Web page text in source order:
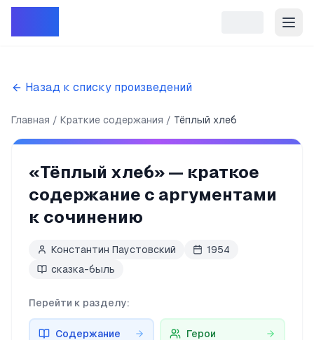
Назад к списку произведений
Главная Краткие содержания Тёплый хлеб
«Тёплый хлеб» — краткое
содержание с аргументами
к сочинению
Константин Паустовский
1954
сказка-быль
Перейти к разделу:
Содержание Герои